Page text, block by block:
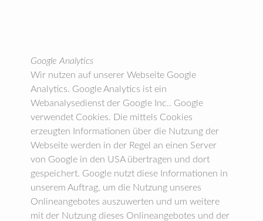
Google Analytics
Wir nutzen auf unserer Webseite Google
Analytics. Google Analytics ist ein
Webanalysedienst der Google Inc.. Google
verwendet Cookies. Die mittels Cookies
erzeugten Informationen über die Nutzung der
Webseite werden in der Regel an einen Server
von Google in den USA übertragen und dort
gespeichert. Google nutzt diese Informationen in
unserem Auftrag, um die Nutzung unseres
Onlineangebotes auszuwerten und um weitere
mit der Nutzung dieses Onlineangebotes und der